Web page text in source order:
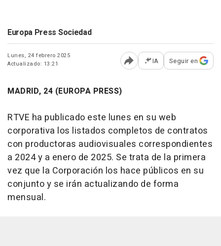
Europa Press Sociedad
Lunes, 24 febrero 2025
Actualizado: 13:21
Abrir opciones para
IA Seguir en
MADRID, 24 (EUROPA PRESS)
RTVE ha publicado este lunes en su web
corporativa los listados completos de contratos
con productoras audiovisuales correspondientes
a 2024 y a enero de 2025. Se trata de la primera
vez que la Corporación los hace públicos en su
conjunto y se irán actualizando de forma
mensual.